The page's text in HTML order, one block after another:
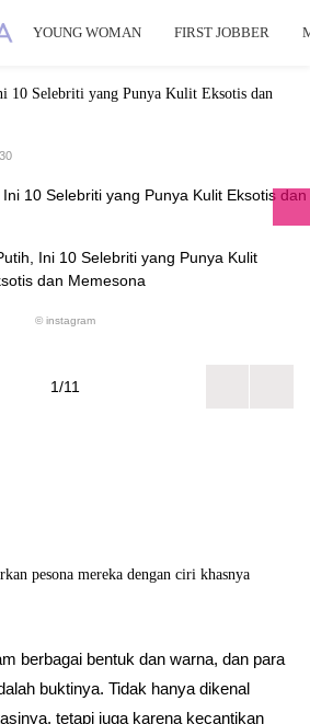
YOUNG WOMAN FIRST JOBBER
10 Selebriti yang Punya Kulit Eksotis dan
Ini 10 Selebriti yang Punya Kulit
dan Memesona
© instagram
1/11
pesona mereka dengan ciri khasnya
berbagai bentuk dan warna, dan para
buktinya. Tidak hanya dikenal
tetapi juga karena kecantikan